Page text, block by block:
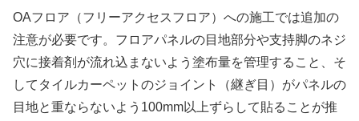
OAフロア（フリーアクセスフロア）への施工では追加の
注意が必要です。フロアパネルの目地部分や支持脚のネジ
穴に接着剤が流れ込まないよう塗布量を管理すること、そ
してタイルカーペットのジョイント（継ぎ目）がパネルの
目地と重ならないよう100mm以上ずらして貼ることが推